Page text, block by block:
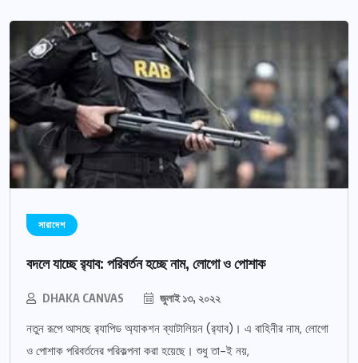
সারাদেশ
বদলে যাচ্ছে র‌্যাব: পরিবর্তন হচ্ছে নাম, লোগো ও পোশাক
DHAKA CANVAS জুলাই ১৩, ২০২২
নতুন রূপে আসছে র‌্যাপিড অ্যাকশন ব্যাটালিয়ন (র‌্যাব)। এ বাহিনীর নাম, লোগো
ও পোশাক পরিবর্তনের পরিকল্পনা করা হয়েছে। শুধু তা-ই নয়,